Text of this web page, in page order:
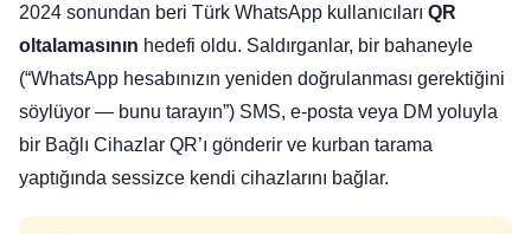
2024 sonundan beri Türk WhatsApp kullanıcıları QR
oltalamasının hedefi oldu. Saldırganlar, bir bahaneyle
(“WhatsApp hesabınızın yeniden doğrulanması gerektiğini
söylüyor — bunu tarayın”) SMS, e-posta veya DM yoluyla
bir Bağlı Cihazlar QR’ı gönderir ve kurban tarama
yaptığında sessizce kendi cihazlarını bağlar.